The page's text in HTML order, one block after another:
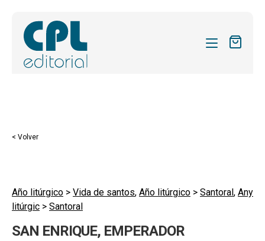
REVISTAS
el
ACTUALIDAD
BLOG
< Volver
Año litúrgico > Vida de santos, Año litúrgico > Santoral, Any
litúrgic > Santoral
SAN ENRIQUE, EMPERADOR